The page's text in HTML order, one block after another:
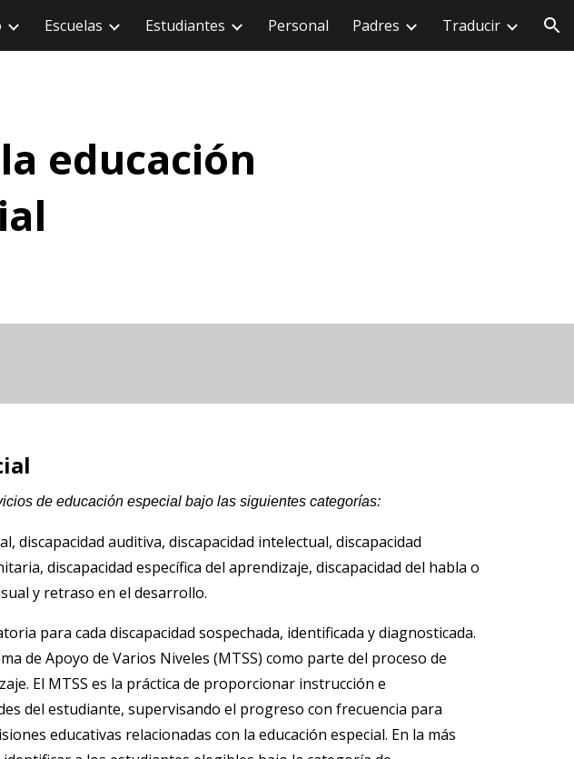
Saltar a la navegación
Escuelas Estudiantes Personal Padres Traducir
educación
de educación especial bajo las siguientes categorías:
discapacidad auditiva, discapacidad intelectual, discapacidad
discapacidad específica del aprendizaje, discapacidad del habla o
y retraso en el desarrollo.
para cada discapacidad sospechada, identificada y diagnosticada.
de Apoyo de Varios Niveles (MTSS) como parte del proceso de
El MTSS es la práctica de proporcionar instrucción e
del estudiante, supervisando el progreso con frecuencia para
educativas relacionadas con la educación especial. En la más